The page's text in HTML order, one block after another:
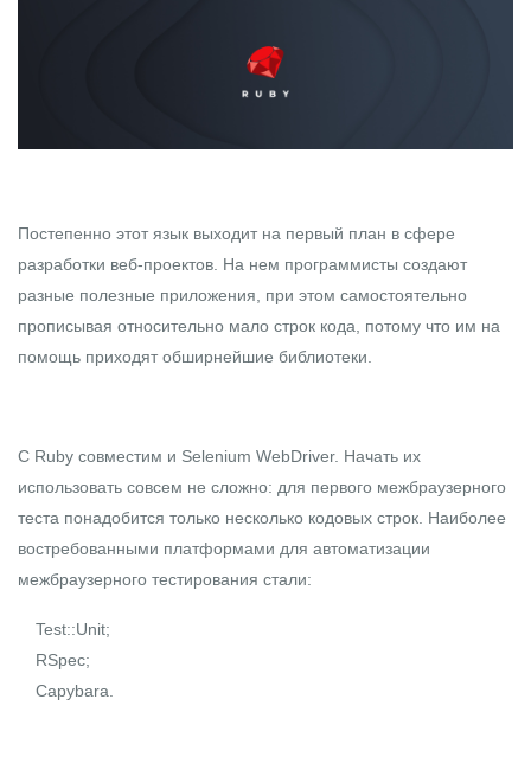
Постепенно этот язык выходит на первый план в сфере
разработки веб-проектов. На нем программисты создают
разные полезные приложения, при этом самостоятельно
прописывая относительно мало строк кода, потому что им на
помощь приходят обширнейшие библиотеки.
С Ruby совместим и Selenium WebDriver. Начать их
использовать совсем не сложно: для первого межбраузерного
теста понадобится только несколько кодовых строк. Наиболее
востребованными платформами для автоматизации
межбраузерного тестирования стали:
Test::Unit;
RSpec;
Capybara.